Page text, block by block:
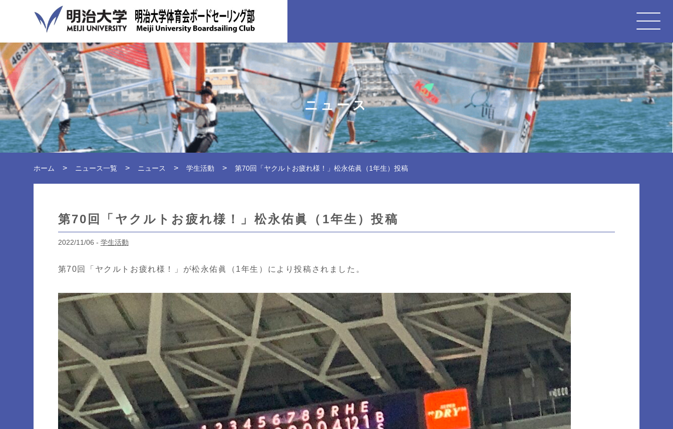
ニュース
ホーム ニュース一覧 ニュース 学生活動 第70回「ヤクルトお疲れ様！」松永佑眞（1年生）投稿
第70回「ヤクルトお疲れ様！」松永佑眞（1年生）投稿
2022/11/06 - 学生活動
第70回「ヤクルトお疲れ様！」が松永佑眞（1年生）により投稿されました。